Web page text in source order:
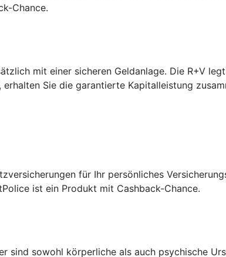
Chance.
mit einer sicheren Geldanlage. Die R+V
Sie die garantierte Kapitalleistung
für Ihr persönliches
ist ein Produkt mit Cashback-Chance.
sowohl körperliche als auch psychische